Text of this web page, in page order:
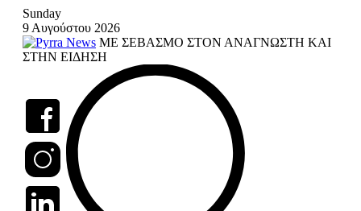
Skip
content
Sunday
9 Αυγούστου 2026
ΜΕ ΣΕΒΑΣΜΟ ΣΤΟΝ ΑΝΑΓΝΩΣΤΗ ΚΑΙ
ΣΤΗΝ ΕΙΔΗΣΗ